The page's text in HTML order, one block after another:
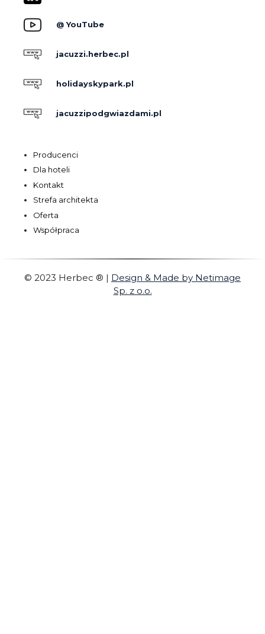
@ YouTube
jacuzzi.herbec.pl
holidayskypark.pl
jacuzzipodgwiazdami.pl
Producenci
Dla hoteli
Kontakt
Strefa architekta
Oferta
Współpraca
© 2023 Herbec ® | Design & Made by Netimage
Sp. z o.o.